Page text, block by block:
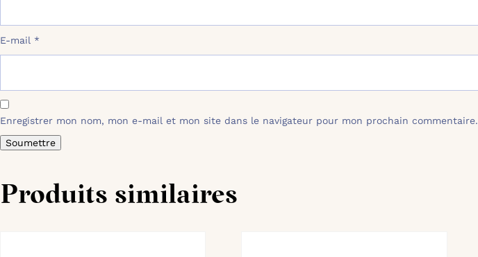
E-mail *
Enregistrer mon nom, mon e-mail et mon site dans le navigateur pour mon prochain commentaire.
Produits similaires